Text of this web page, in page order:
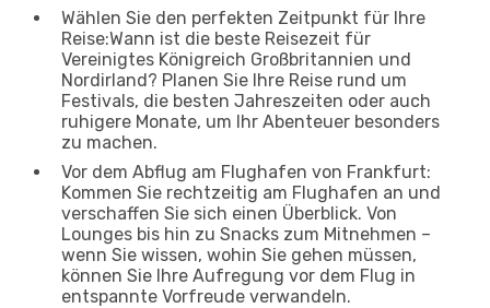
Wählen Sie den perfekten Zeitpunkt für Ihre
Reise:Wann ist die beste Reisezeit für
Vereinigtes Königreich Großbritannien und
Nordirland? Planen Sie Ihre Reise rund um
Festivals, die besten Jahreszeiten oder auch
ruhigere Monate, um Ihr Abenteuer besonders
zu machen.
Vor dem Abflug am Flughafen von Frankfurt:
Kommen Sie rechtzeitig am Flughafen an und
verschaffen Sie sich einen Überblick. Von
Lounges bis hin zu Snacks zum Mitnehmen –
wenn Sie wissen, wohin Sie gehen müssen,
können Sie Ihre Aufregung vor dem Flug in
entspannte Vorfreude verwandeln.